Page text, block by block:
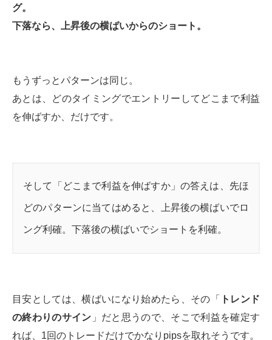
グ。
下落なら、上昇後の横ばいからのショート。
もうずっとパターンは同じ。
あとは、どのタイミングでエントリーしてどこまで利益
を伸ばすか、だけです。
そして「どこまで利益を伸ばすか」の答えは、先ほ
どのパターンに当てはめると、上昇後の横ばいでロ
ング利確。下落後の横ばいでショートを利確。
目安としては、横ばいになり始めたら、その「
トレンド
の終わりのサイン 」だと思うので、そこで利益を確定す
れば、1回のトレードだけでかなりpipsを取れそうです。